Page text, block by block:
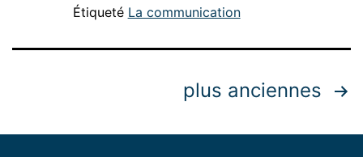
Étiqueté La communication
plus anciennes